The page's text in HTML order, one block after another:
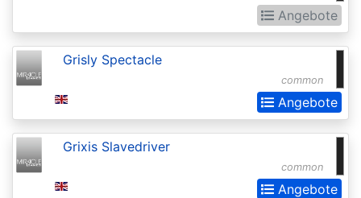
Alliances
Alpha
Amonkhet
Amonkhet
Invocations
Antiquities
Angebote
common
Grisly Spectacle
Angebote
common
Grixis Slavedriver
Angebote